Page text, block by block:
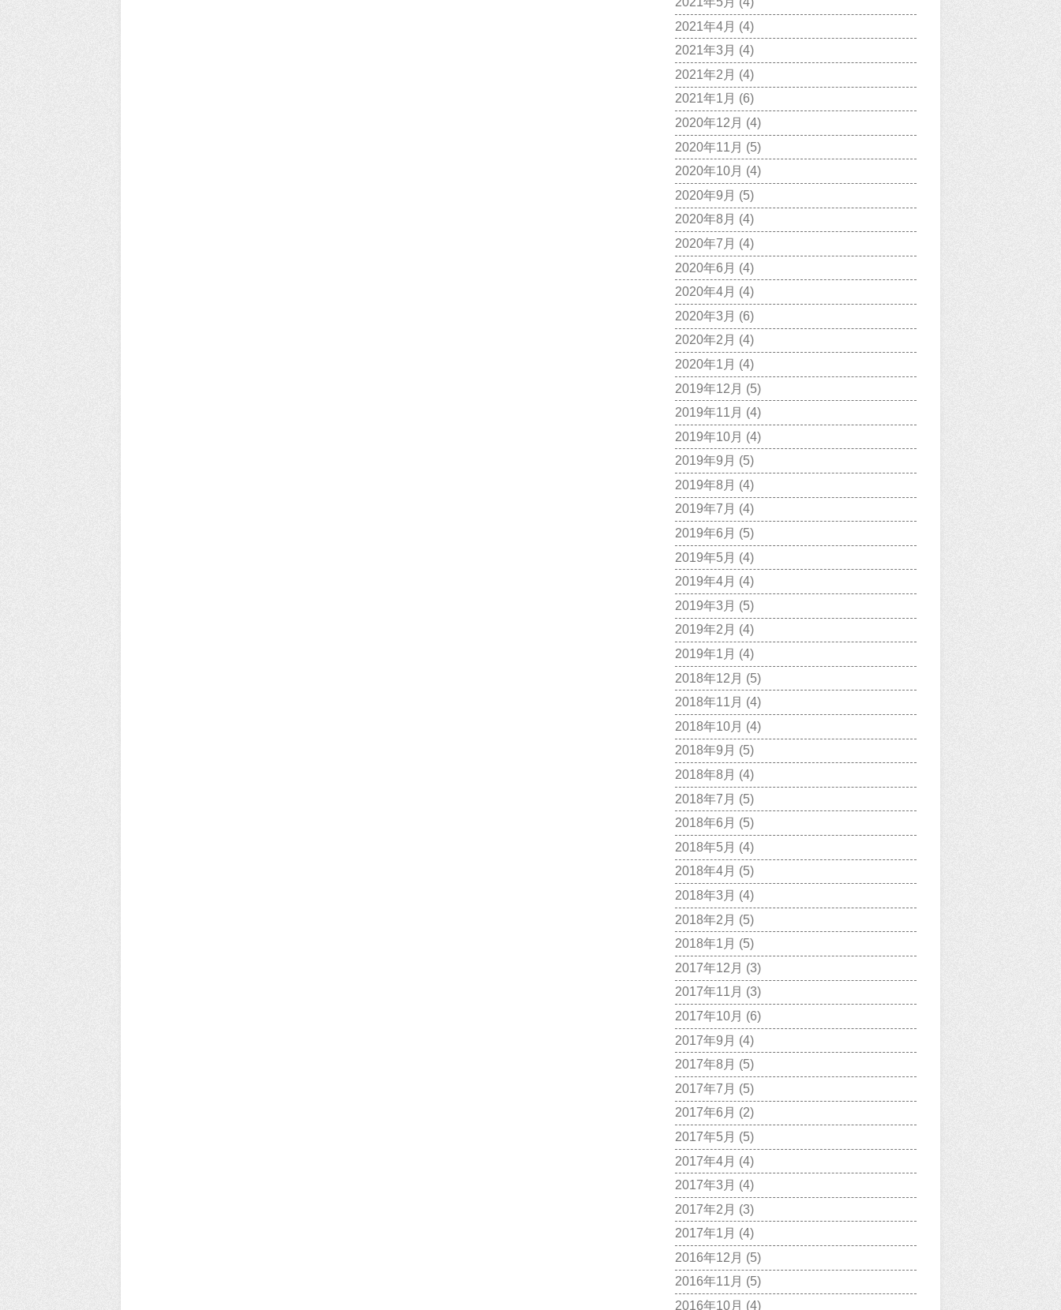
2021年4月 (4)
2021年3月 (4)
2021年2月 (4)
2021年1月 (6)
2020年12月 (4)
2020年11月 (5)
2020年10月 (4)
2020年9月 (5)
2020年8月 (4)
2020年7月 (4)
2020年6月 (4)
2020年4月 (4)
2020年3月 (6)
2020年2月 (4)
2020年1月 (4)
2019年12月 (5)
2019年11月 (4)
2019年10月 (4)
2019年9月 (5)
2019年8月 (4)
2019年7月 (4)
2019年6月 (5)
2019年5月 (4)
2019年4月 (4)
2019年3月 (5)
2019年2月 (4)
2019年1月 (4)
2018年12月 (5)
2018年11月 (4)
2018年10月 (4)
2018年9月 (5)
2018年8月 (4)
2018年7月 (5)
2018年6月 (5)
2018年5月 (4)
2018年4月 (5)
2018年3月 (4)
2018年2月 (5)
2018年1月 (5)
2017年12月 (3)
2017年11月 (3)
2017年10月 (6)
2017年9月 (4)
2017年8月 (5)
2017年7月 (5)
2017年6月 (2)
2017年5月 (5)
2017年4月 (4)
2017年3月 (4)
2017年2月 (3)
2017年1月 (4)
2016年12月 (5)
2016年11月 (5)
2016年10月 (4)